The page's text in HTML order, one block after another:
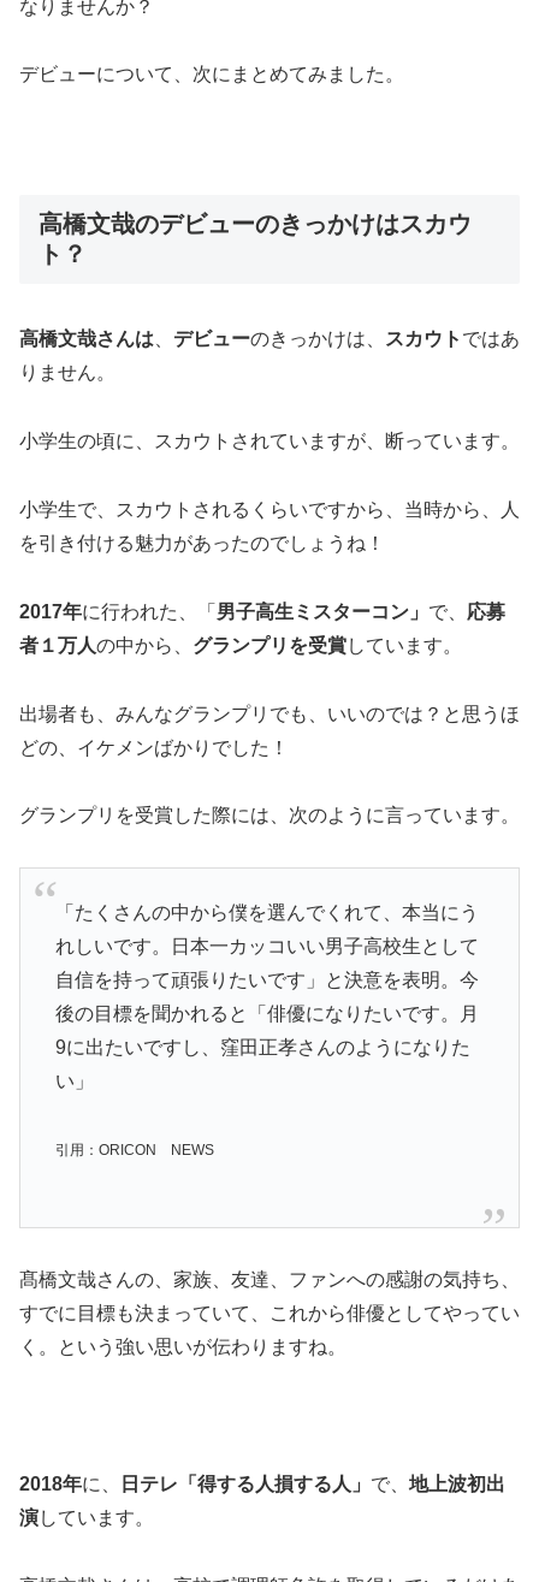
なりませんか？
デビューについて、次にまとめてみました。
高橋文哉のデビューのきっかけはスカウ
ト？
高橋文哉さんは デビューのきっかけは、 スカウト ではあ
りません。
小学生の頃に、スカウトされていますが、断っています。
小学生で、スカウトされるくらいですから、当時から、人
を引き付ける魅力があったのでしょうね！
2017年に行われた、「 男子高生ミスターコン」 で、 応募
者１万人の中から、 グランプリを受賞しています。
出場者も、みんなグランプリでも、いいのでは？と思うほ
どの、イケメンばかりでした！
グランプリを受賞した際には、次のように言っています。
「たくさんの中から僕を選んでくれて、本当にう
れしいです。日本一カッコいい男子高校生として
自信を持って頑張りたいです」と決意を表明。今
後の目標を聞かれると「俳優になりたいです。月
9に出たいですし、窪田正孝さんのようになりた
い」
引用：ORICON NEWS
髙橋文哉さんの、家族、友達、ファンへの感謝の気持ち、
すでに目標も決まっていて、これから俳優としてやってい
く。という強い思いが伝わりますね。
2018年に、 日テレ「得する人損する人」 で、 地上波初出
演しています。